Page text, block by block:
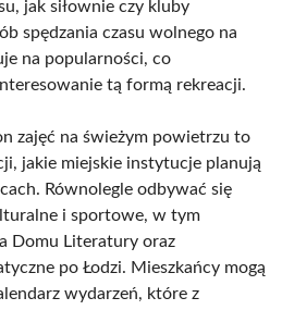
jak siłownie czy kluby
spędzania czasu wolnego na
na popularności, co
tą formą rekreacji.
zajęć na świeżym powietrzu to
jakie miejskie instytucje planują
Równolegle odbywać się
i sportowe, w tym
Domu Literatury oraz
po Łodzi. Mieszkańcy mogą
wydarzeń, które z